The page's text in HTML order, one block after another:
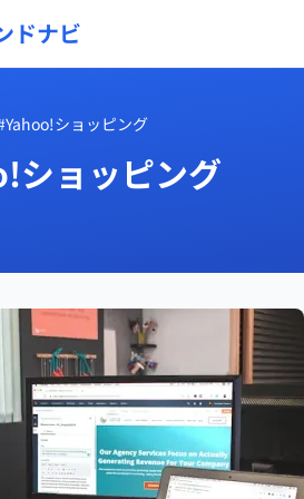
ドナビ
ショッピング
ショッピング